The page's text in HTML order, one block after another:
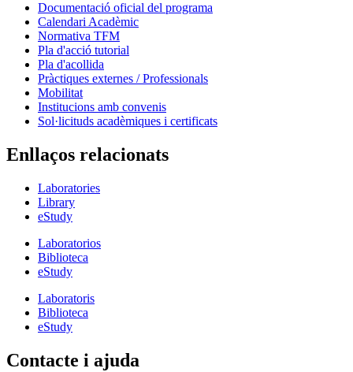
Documentació oficial del programa
Calendari Acadèmic
Normativa TFM
Pla d'acció tutorial
Pla d'acollida
Pràctiques externes / Professionals
Mobilitat
Institucions amb convenis
Sol·licituds acadèmiques i certificats
Enllaços relacionats
Laboratories
Library
eStudy
Laboratorios
Biblioteca
eStudy
Laboratoris
Biblioteca
eStudy
Contacte i ajuda